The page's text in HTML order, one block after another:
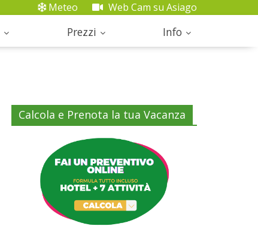
Meteo Web Cam su Asiago
Prezzi Info
Calcola e Prenota la tua Vacanza